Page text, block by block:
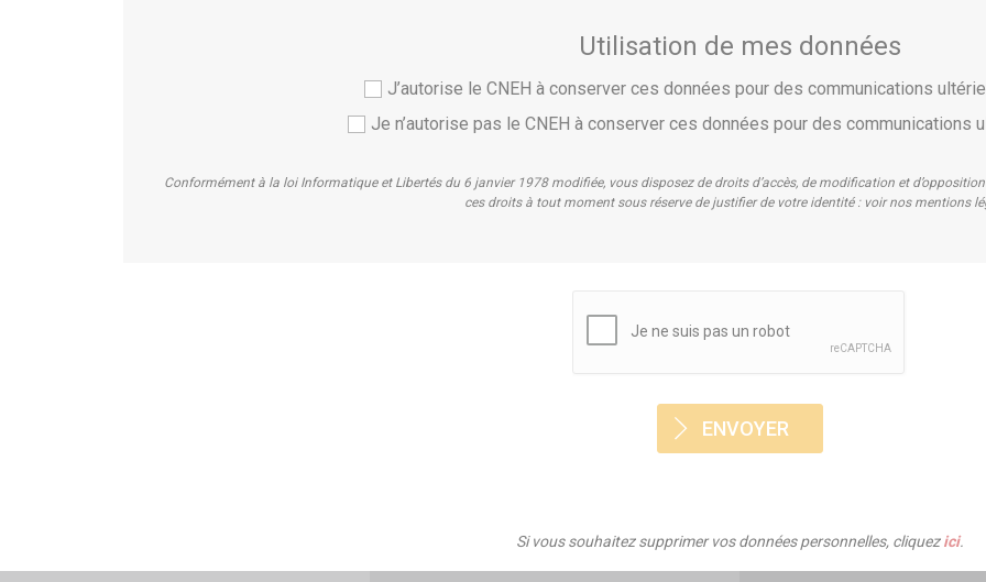
Utilisation de mes données
J’autorise le CNEH à conserver ces données pour des communications
Je n’autorise pas le CNEH à conserver ces données pour des communications
Conformément à la loi Informatique et Libertés du 6 janvier 1978 modifiée, vous disposez de droits d’accès, de modification et
ces droits à tout moment sous réserve de justifier de votre identité : voir nos mentions
Si vous souhaitez supprimer vos données personnelles, cliquezici.